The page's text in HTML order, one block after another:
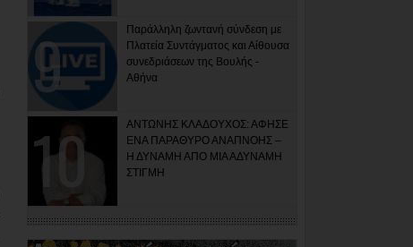
Παράλληλη ζωντανή σύνδεση με
Πλατεία Συντάγματος και Αίθουσα
συνεδριάσεων της Βουλής -
Αθήνα
ΑΝΤΩΝΗΣ ΚΛΑΔΟΥΧΟΣ: ΑΦΗΣΕ
ΕΝΑ ΠΑΡΑΘΥΡΟ ΑΝΑΠΝΟΗΣ –
Η ΔΥΝΑΜΗ ΑΠΟ ΜΙΑ ΑΔΥΝΑΜΗ
ΣΤΙΓΜΗ